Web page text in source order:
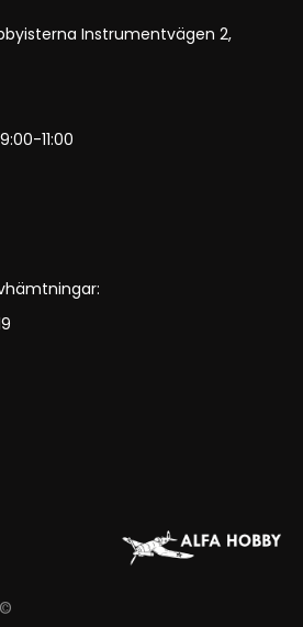
Instrumentvägen 2,
11:00